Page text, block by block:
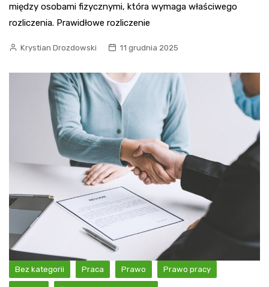
między osobami fizycznymi, która wymaga właściwego
rozliczenia. Prawidłowe rozliczenie
Krystian Drozdowski 11 grudnia 2025
Bez kategorii Praca Prawo Prawo pracy